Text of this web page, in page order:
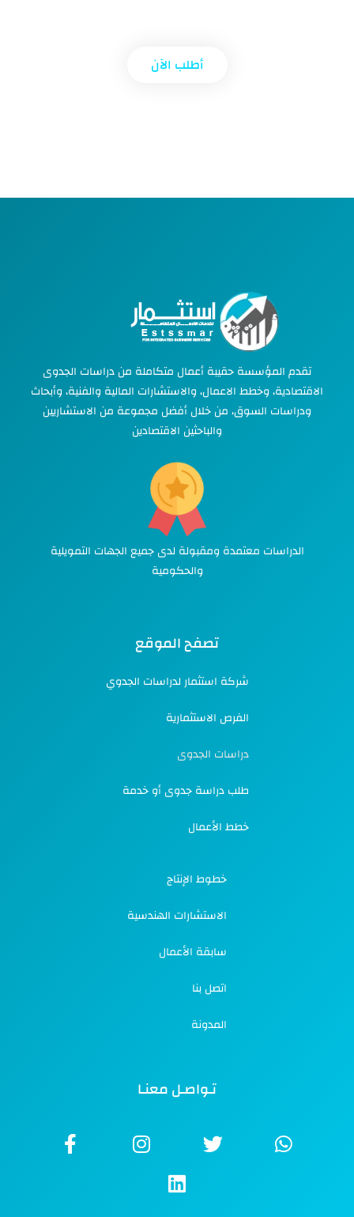
أطلب الآن
تقدم المؤسسة حقيبة أعمال متكاملة من دراسات الجدوى
الاقتصادية، وخطط الاعمال، والاستشارات المالية والفنية، وأبحاث
ودراسات السوق، من خلال أفضل مجموعة من الاستشاريين
والباحثين الاقتصادين
الدراسات معتمدة ومقبولة لدى جميع الجهات التمويلية
والحكومية
تصفح الموقع
شركة استثمار لدراسات الجدوي
الفرص الاستثمارية
دراسات الجدوى
طلب دراسة جدوى أو خدمة
خطط الأعمال
خطوط الإنتاج
الاستشارات الهندسية
سابقة الأعمال
اتصل بنا
المدونة
تـواصـل معنـا